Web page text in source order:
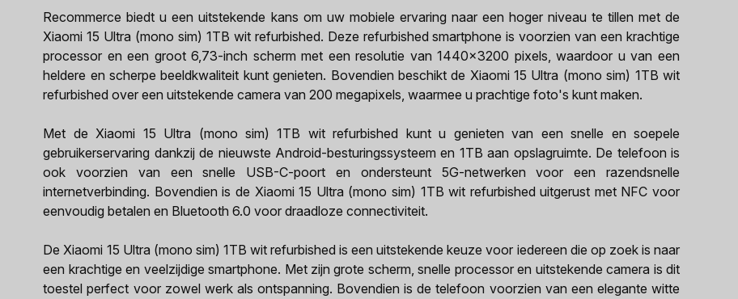
Recommerce biedt u een uitstekende kans om uw mobiele ervaring naar een hoger niveau te tillen met de
Xiaomi 15 Ultra (mono sim) 1TB wit refurbished. Deze refurbished smartphone is voorzien van een krachtige
processor en een groot 6,73-inch scherm met een resolutie van 1440x3200 pixels, waardoor u van een
heldere en scherpe beeldkwaliteit kunt genieten. Bovendien beschikt de Xiaomi 15 Ultra (mono sim) 1TB wit
refurbished over een uitstekende camera van 200 megapixels, waarmee u prachtige foto's kunt maken.
Met de Xiaomi 15 Ultra (mono sim) 1TB wit refurbished kunt u genieten van een snelle en soepele
gebruikerservaring dankzij de nieuwste Android-besturingssysteem en 1TB aan opslagruimte. De telefoon is
ook voorzien van een snelle USB-C-poort en ondersteunt 5G-netwerken voor een razendsnelle
internetverbinding. Bovendien is de Xiaomi 15 Ultra (mono sim) 1TB wit refurbished uitgerust met NFC voor
eenvoudig betalen en Bluetooth 6.0 voor draadloze connectiviteit.
De Xiaomi 15 Ultra (mono sim) 1TB wit refurbished is een uitstekende keuze voor iedereen die op zoek is naar
een krachtige en veelzijdige smartphone. Met zijn grote scherm, snelle processor en uitstekende camera is dit
toestel perfect voor zowel werk als ontspanning. Bovendien is de telefoon voorzien van een elegante witte